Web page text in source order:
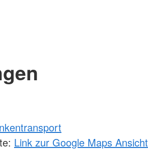
Link zur Google Maps Ansicht